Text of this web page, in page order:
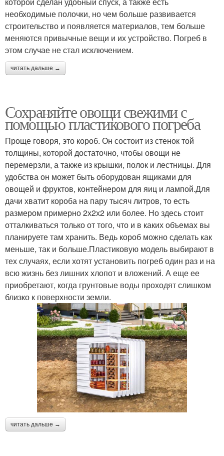
необходимые полочки, но чем больше развивается
строительство и появляется материалов, тем больше
меняются привычные вещи и их устройство. Погреб в
этом случае не стал исключением.
читать дальше →
Сохраняйте овощи свежими с
помощью пластикового погреба
Проще говоря, это короб. Он состоит из стенок той
толщины, которой достаточно, чтобы овощи не
перемерзли, а также из крышки, полок и лестницы. Для
удобства он может быть оборудован ящиками для
овощей и фруктов, контейнером для яиц и лампой.Для
дачи хватит короба на пару тысяч литров, то есть
размером примерно 2х2х2 или более. Но здесь стоит
отталкиваться только от того, что и в каких объемах вы
планируете там хранить. Ведь короб можно сделать как
меньше, так и больше.Пластиковую модель выбирают в
тех случаях, если хотят установить погреб один раз и на
всю жизнь без лишних хлопот и вложений. А еще ее
приобретают, когда грунтовые воды проходят слишком
близко к поверхности земли.
читать дальше →